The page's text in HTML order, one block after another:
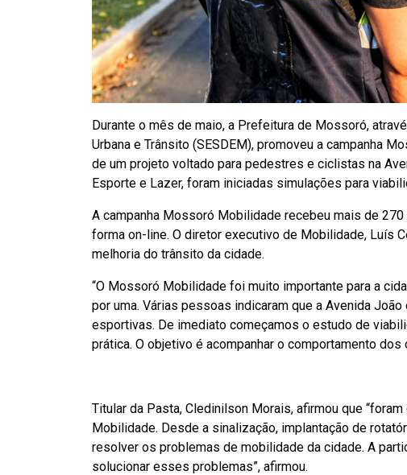
Durante o mês de maio, a Prefeitura de Mossoró,
Urbana e Trânsito (SESDEM), promoveu a campanha
de um projeto voltado para pedestres e ciclistas na
Esporte e Lazer, foram iniciadas simulações para
A campanha Mossoró Mobilidade recebeu mais de
forma on-line. O diretor executivo de Mobilidade, Luís
melhoria do trânsito da cidade.
“O Mossoró Mobilidade foi muito importante para a
por uma. Várias pessoas indicaram que a Avenida
esportivas. De imediato começamos o estudo de
prática. O objetivo é acompanhar o comportamento
Titular da Pasta, Cledinilson Morais, afirmou que
Mobilidade. Desde a sinalização, implantação de
resolver os problemas de mobilidade da cidade. A
solucionar esses problemas”, afirmou.